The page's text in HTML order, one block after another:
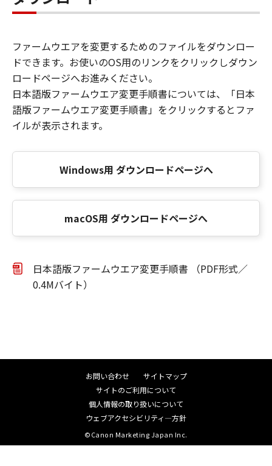
ファームウエアを変更するためのファイルをダウンロー
ドできます。お使いのOS用のリンクをクリックしダウン
ロードページへお進みください。
日本語版ファームウエア変更手順書については、「日本
語版ファームウエア変更手順書」をクリックするとファ
イルが表示されます。
Windows用 ダウンロードページへ
macOS用 ダウンロードページへ
日本語版ファームウエア変更手順書 （PDF形式／
0.4Mバイト）
お問い合わせ
サイトマップ
サイトのご利用について
個人情報の取り扱いについて
ウェブアクセシビリティ―方針
©Canon Marketing Japan Inc.